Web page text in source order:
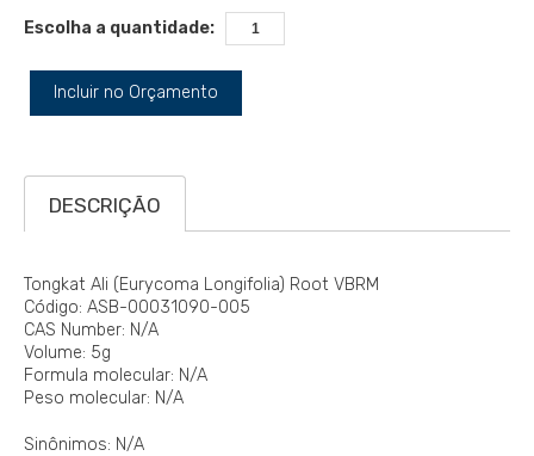
Escolha a quantidade:
Incluir no Orçamento
DESCRIÇÃO
Tongkat Ali (Eurycoma Longifolia) Root VBRM
Código: ASB-00031090-005
CAS Number: N/A
Volume: 5g
Formula molecular: N/A
Peso molecular: N/A
Sinônimos: N/A